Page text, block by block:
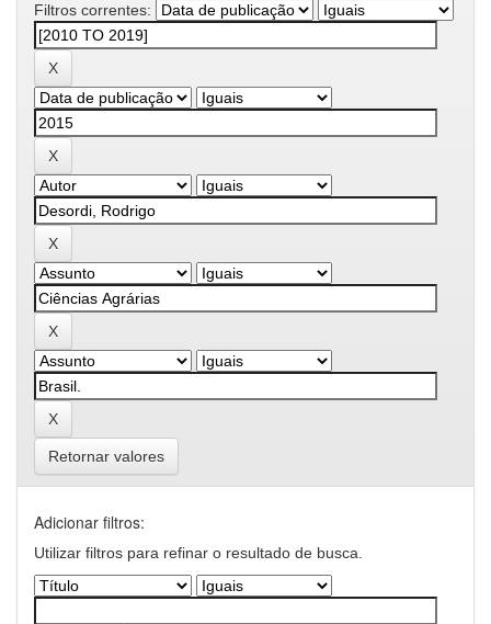
Filtros correntes:
Retornar valores
Adicionar filtros:
Utilizar filtros para refinar o resultado de busca.